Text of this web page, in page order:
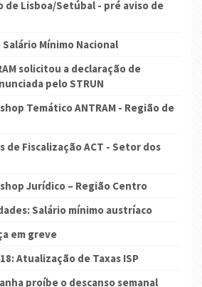
de Lisboa/Setúbal - pré aviso de
Salário Mínimo Nacional
solicitou a declaração de
pelo STRUN
Temático ANTRAM - Região de
de Fiscalização ACT - Setor dos
Jurídico – Região Centro
Salário mínimo austríaco
em greve
Atualização de Taxas ISP
proíbe o descanso semanal